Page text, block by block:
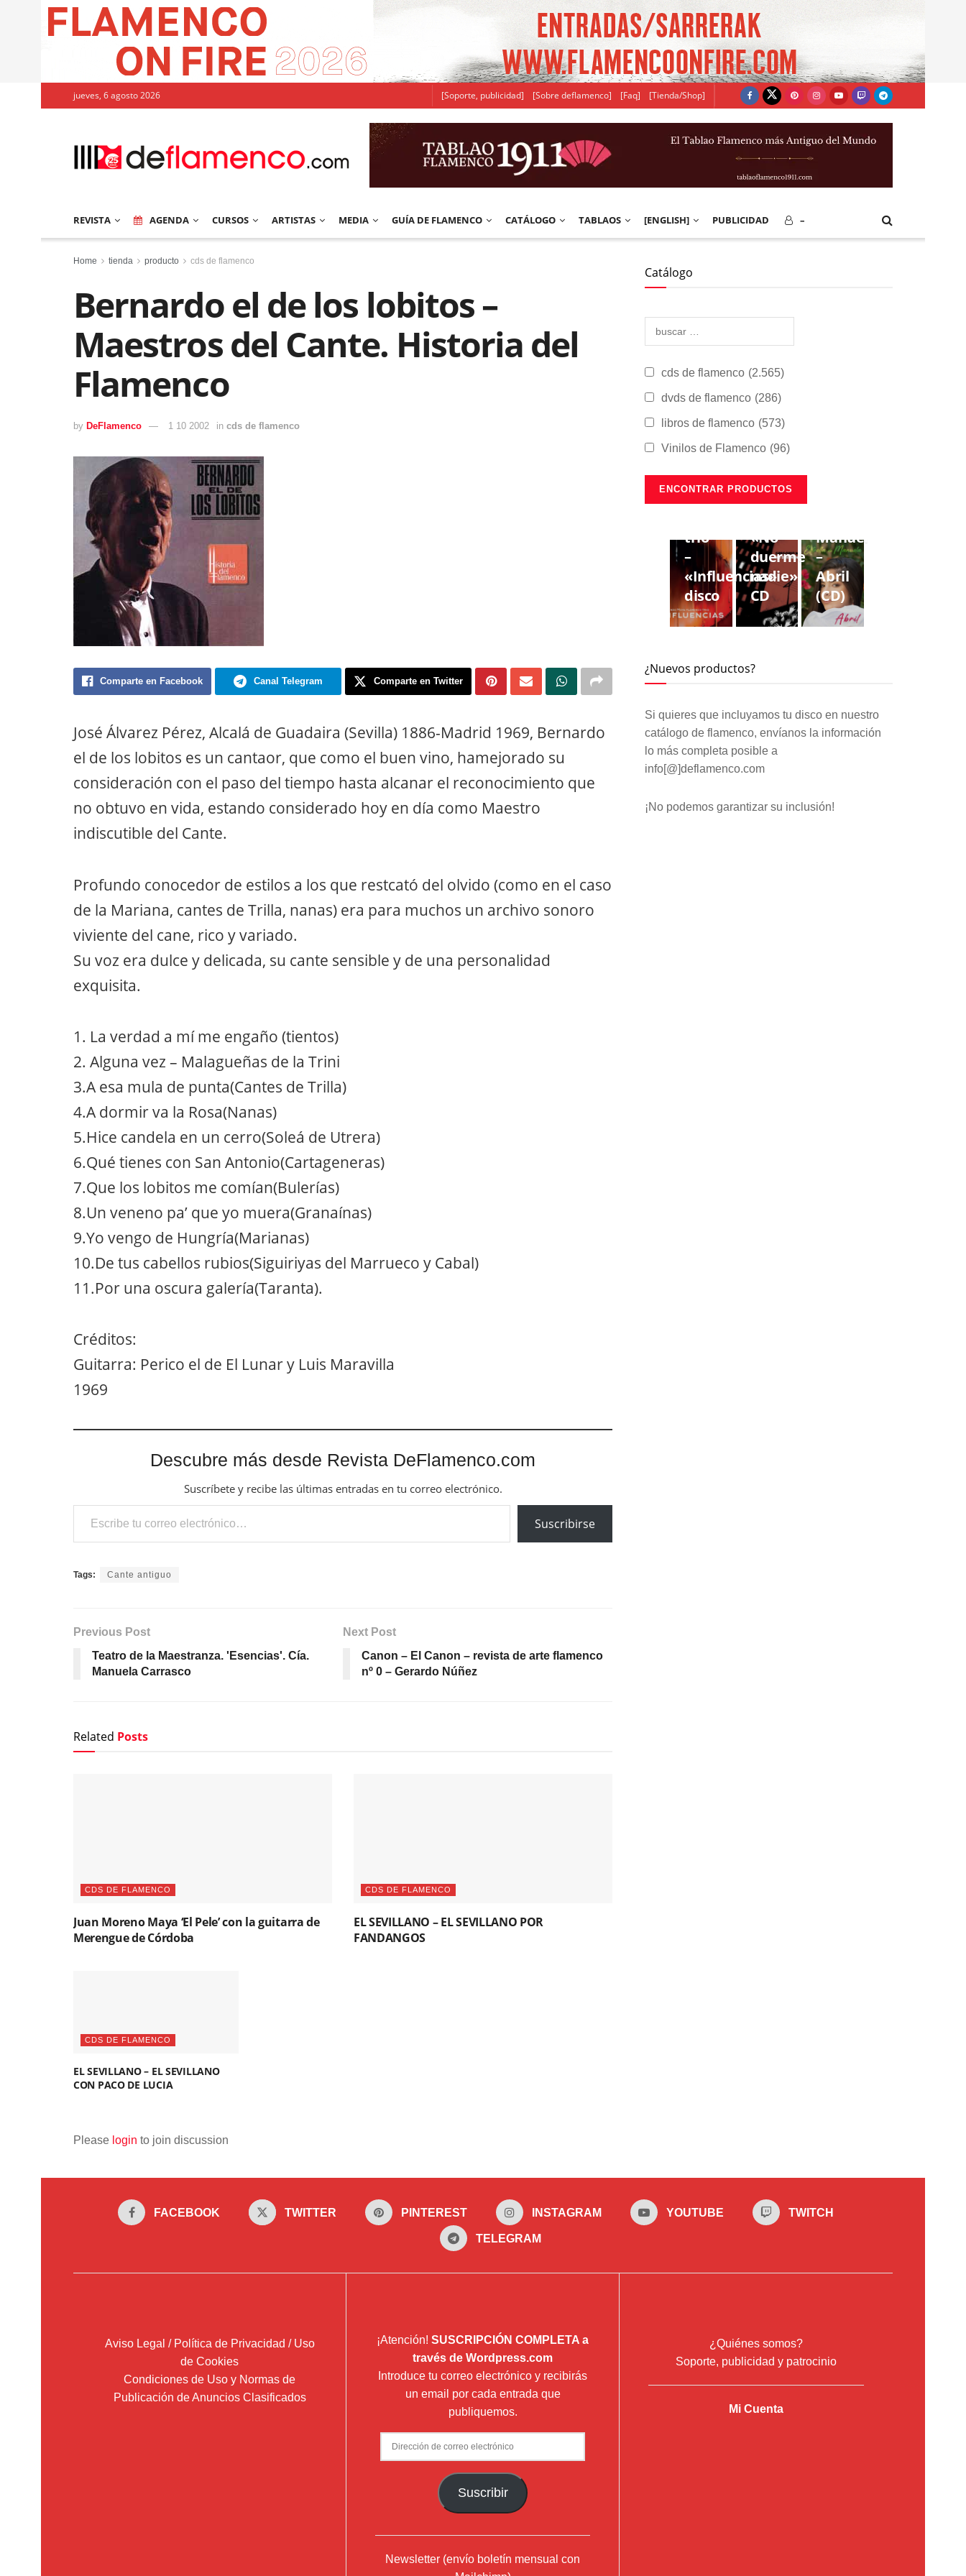
jueves, 6 agosto 2026 [Soporte, publicidad] [Sobre deflamenco] [Faq] [Tienda/Shop]
REVISTA AGENDA CURSOS ARTISTAS MEDIA GUÍA DE FLAMENCO CATÁLOGO TABLAOS [ENGLISH] PUBLICIDAD –
Home tienda producto cds de flamenco
Bernardo el de los lobitos –
Maestros del Cante. Historia del
Flamenco
by DeFlamenco 1 10 2002 in cds de flamenco
Comparte en Facebook Canal Telegram Comparte en Twitter
José Álvarez Pérez, Alcalá de Guadaira (Sevilla) 1886-Madrid 1969, Bernardo
el de los lobitos es un cantaor, que como el buen vino, hamejorado su
consideración con el paso del tiempo hasta alcanar el reconocimiento que
no obtuvo en vida, estando considerado hoy en día como Maestro
indiscutible del Cante.
Profundo conocedor de estilos a los que restcató del olvido (como en el caso
de la Mariana, cantes de Trilla, nanas) era para muchos un archivo sonoro
viviente del cane, rico y variado.
Su voz era dulce y delicada, su cante sensible y de una personalidad
exquisita.
1. La verdad a mí me engaño (tientos)
2. Alguna vez – Malagueñas de la Trini
3.A esa mula de punta(Cantes de Trilla)
4.A dormir va la Rosa(Nanas)
5.Hice candela en un cerro(Soleá de Utrera)
6.Qué tienes con San Antonio(Cartageneras)
7.Que los lobitos me comían(Bulerías)
8.Un veneno pa’ que yo muera(Granaínas)
9.Yo vengo de Hungría(Marianas)
10.De tus cabellos rubios(Siguiriyas del Marrueco y Cabal)
11.Por una oscura galería(Taranta).
Créditos:
Guitarra: Perico el de El Lunar y Luis Maravilla
1969
Descubre más desde Revista DeFlamenco.com
Suscríbete y recibe las últimas entradas en tu correo electrónico.
Escribe tu correo electrónico…
Suscribirse
Tags: Cante antiguo
Previous Post
Teatro de la Maestranza. 'Esencias'. Cía.
Manuela Carrasco
Next Post
Canon – El Canon – revista de arte flamenco
nº 0 – Gerardo Núñez
Related Posts
CDS DE FLAMENCO
Juan Moreno Maya ‘El Pele’ con la guitarra de
Merengue de Córdoba
CDS DE FLAMENCO
EL SEVILLANO – EL SEVILLANO POR
FANDANGOS
CDS DE FLAMENCO
EL SEVILLANO – EL SEVILLANO
CON PACO DE LUCIA
Please login to join discussion
Catálogo
cds de flamenco (2.565)
dvds de flamenco (286)
libros de flamenco (573)
Vinilos de Flamenco (96)
FLAMENCO
Lorenzo
trío
–
«Influencias»
disco
FLAMENCO
Gregorio
«No
duerme
nadie»
CD
Manuela
–
Abril
(CD)
¿Nuevos productos?
Si quieres que incluyamos tu disco en nuestro
catálogo de flamenco, envíanos la información
lo más completa posible a
info[@]deflamenco.com
¡No podemos garantizar su inclusión!
FACEBOOK TWITTER PINTEREST INSTAGRAM YOUTUBE TWITCH
TELEGRAM
Aviso Legal / Política de Privacidad / Uso
de Cookies
Condiciones de Uso y Normas de
Publicación de Anuncios Clasificados
¡Atención! SUSCRIPCIÓN COMPLETA a
través de Wordpress.com
Introduce tu correo electrónico y recibirás
un email por cada entrada que
publiquemos.
Dirección
de
Suscribir
Newsletter (envío boletín mensual con
¿Quiénes somos?
Soporte, publicidad y patrocinio
Mi Cuenta